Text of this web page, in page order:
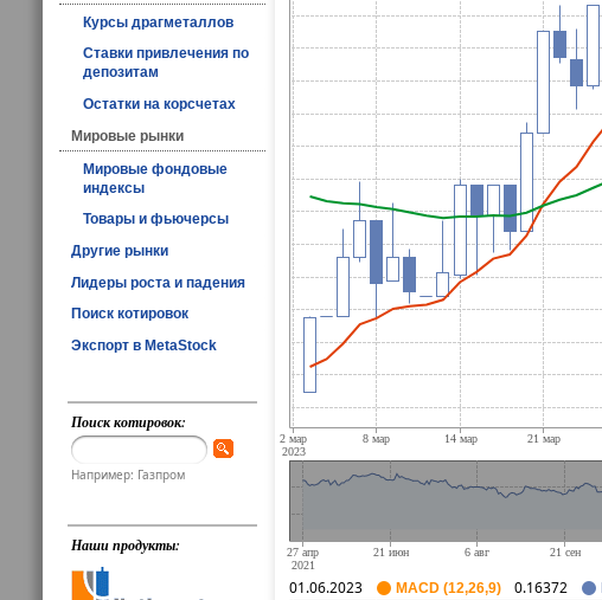
Курсы драгметаллов
Ставки привлечения по
депозитам
Остатки на корсчетах
Мировые рынки
Мировые фондовые
индексы
Товары и фьючерсы
Другие рынки
Лидеры роста и падения
Поиск котировок
Экспорт в MetaStock
Поиск котировок:
Например: Газпром
Наши продукты:
01.06.2023 MACD (12,26,9) 0.16372